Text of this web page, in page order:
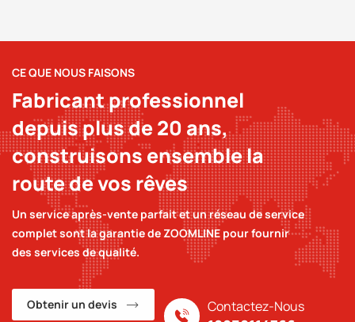
CE QUE NOUS FAISONS
Fabricant professionnel
depuis plus de 20 ans,
construisons ensemble la
route de vos rêves
Un service après-vente parfait et un réseau de service
complet sont la garantie de ZOOMLINE pour fournir
des services de qualité.
Obtenir un devis Contactez-Nous